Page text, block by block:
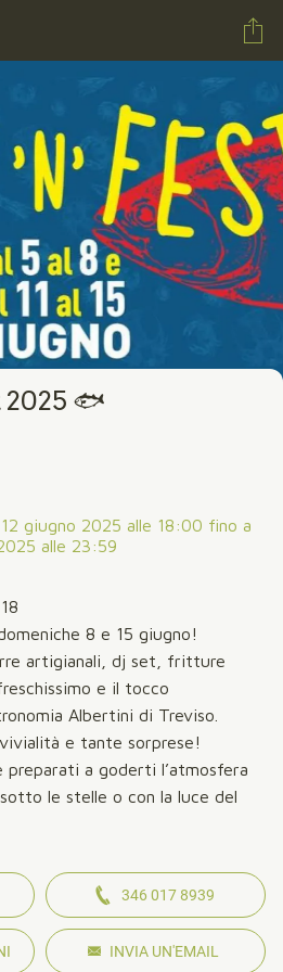
2025 🐟
alle 23:59
8 e 15 giugno!
artigianali, dj set, fritture
e il tocco
Albertini di Treviso.
e tante sorprese!
preparati a goderti l’atmosfera
le stelle o con la luce del
346 017 8939
INVIA UN'EMAIL